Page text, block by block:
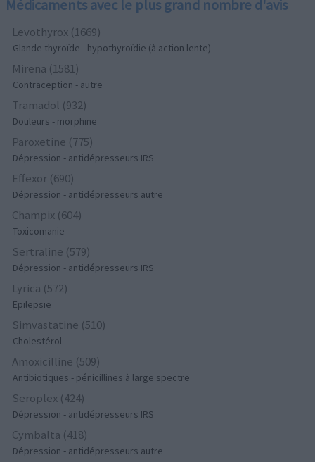
Médicaments avec le plus grand nombre d'avis
Levothyrox (1669)
Glande thyroïde - hypothyroïdie (à action lente)
Mirena (1581)
Contraception - autre
Tramadol (932)
Douleurs - morphine
Paroxetine (775)
Dépression - antidépresseurs IRS
Effexor (690)
Dépression - antidépresseurs autre
Champix (604)
Toxicomanie
Sertraline (579)
Dépression - antidépresseurs IRS
Lyrica (572)
Epilepsie
Simvastatine (510)
Cholestérol
Amoxicilline (509)
Antibiotiques - pénicillines à large spectre
Seroplex (424)
Dépression - antidépresseurs IRS
Cymbalta (418)
Dépression - antidépresseurs autre